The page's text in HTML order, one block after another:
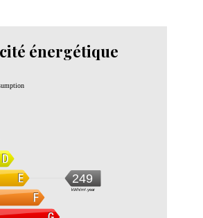
énergétique